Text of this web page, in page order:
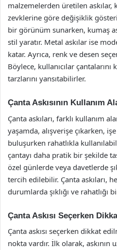
malzemelerden üretilen askılar,
zevklerine göre değişiklik
bir görünüm sunarken, kumaş
stil yaratır. Metal askılar ise
katar. Ayrıca, renk ve desen
Böylece, kullanıcılar
tarzlarını yansıtabilirler.
Çanta Askısının Kullanım
Çanta askıları, farklı kullanım
yaşamda, alışverişe çıkarken,
buluşurken rahatlıkla
çantayı daha pratik bir şekilde
özel günlerde veya davetlerde
tercih edilebilir. Çanta askıları,
durumlarda şıklığı ve rahatlığı
Çanta Askısı Seçerken
Çanta askısı seçerken dikkat
nokta vardır. İlk olarak,